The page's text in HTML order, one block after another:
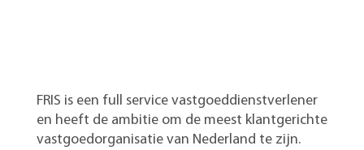
FRIS is een full service vastgoeddienstverlener
en heeft de ambitie om de meest klantgerichte
vastgoedorganisatie van Nederland te zijn.